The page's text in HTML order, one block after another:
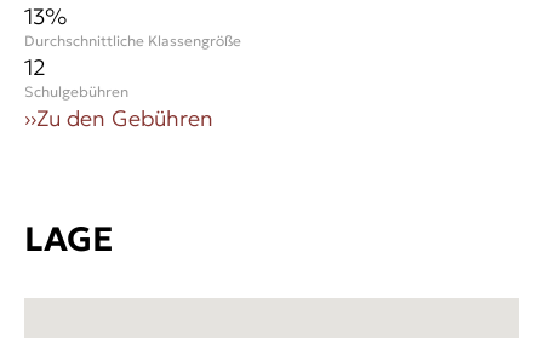
Durchschnittliche Klassengröße
12
13%
Schulgebühren
››Zu den Gebühren
LAGE